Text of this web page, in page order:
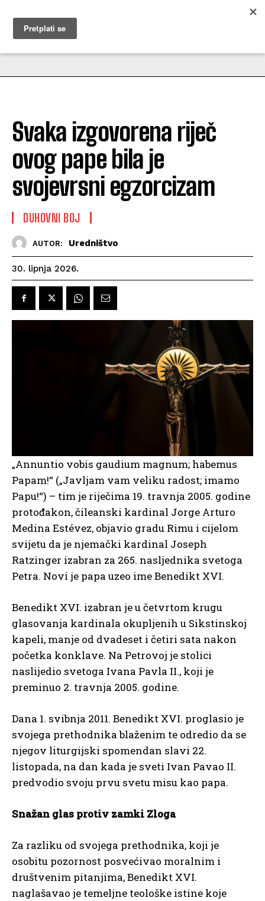
MUŽEVNI BUDITE
Svaka izgovorena riječ
ovog pape bila je
svojevrsni egzorcizam
DUHOVNI BOJ
AUTOR: Uredništvo
30. lipnja 2026.
„Annuntio vobis gaudium magnum; habemus
Papam!“ („Javljam vam veliku radost; imamo
Papu!“) – tim je riječima 19. travnja 2005. godine
protođakon, čileanski kardinal Jorge Arturo
Medina Estévez, objavio gradu Rimu i cijelom
svijetu da je njemački kardinal Joseph
Ratzinger izabran za 265. nasljednika svetoga
Petra. Novi je papa uzeo ime Benedikt XVI.
Benedikt XVI. izabran je u četvrtom krugu
glasovanja kardinala okupljenih u Sikstinskoj
kapeli, manje od dvadeset i četiri sata nakon
početka konklave. Na Petrovoj je stolici
naslijedio svetoga Ivana Pavla II., koji je
preminuo 2. travnja 2005. godine.
Dana 1. svibnja 2011. Benedikt XVI. proglasio je
svojega prethodnika blaženim te odredio da se
njegov liturgijski spomendan slavi 22.
listopada, na dan kada je sveti Ivan Pavao II.
predvodio svoju prvu svetu misu kao papa.
Snažan glas protiv zamki Zloga
Za razliku od svojega prethodnika, koji je
osobitu pozornost posvećivao moralnim i
društvenim pitanjima, Benedikt XVI.
naglašavao je temeljne teološke istine koje